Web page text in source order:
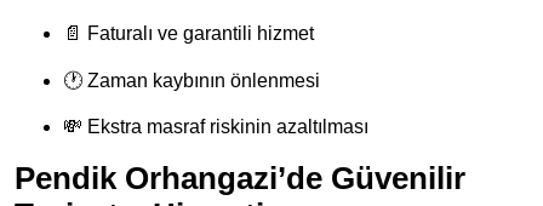
📄 Faturalı ve garantili hizmet
🕐 Zaman kaybının önlenmesi
💸 Ekstra masraf riskinin azaltılması
Pendik Orhangazi’de Güvenilir